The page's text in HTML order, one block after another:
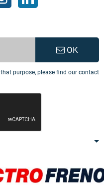
OK
purpose, please find our contact